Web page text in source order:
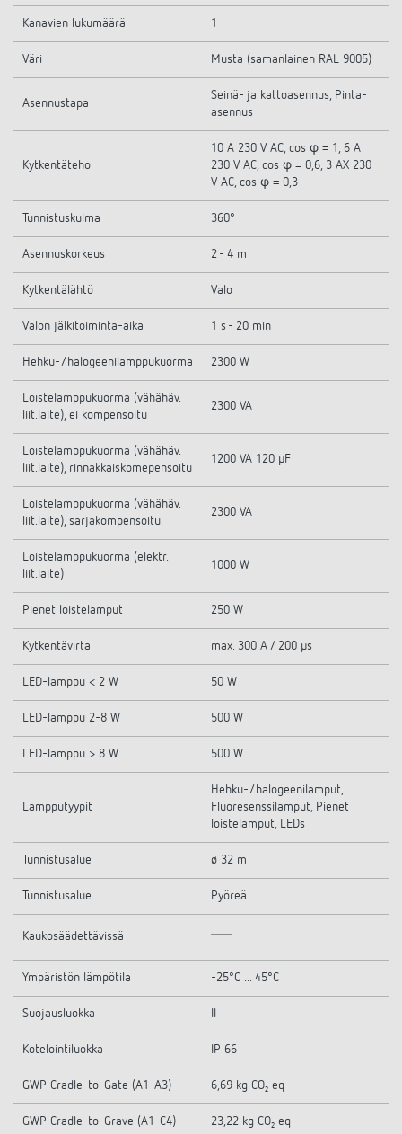
Kanavien lukumäärä 1
Väri Musta (samanlainen RAL 9005)
Asennustapa
Seinä- ja kattoasennus, Pinta-
asennus
Kytkentäteho
10 A 230 V AC, cos φ = 1, 6 A
230 V AC, cos φ = 0,6, 3 AX 230
V AC, cos φ = 0,3
Tunnistuskulma 360°
Asennuskorkeus 2 - 4 m
Kytkentälähtö Valo
Valon jälkitoiminta-aika 1 s - 20 min
Hehku-/halogeenilamppukuorma 2300 W
Loistelamppukuorma (vähähäv.
liit.laite), ei kompensoitu
2300 VA
Loistelamppukuorma (vähähäv.
liit.laite), rinnakkaiskomepensoitu
1200 VA 120 µF
Loistelamppukuorma (vähähäv.
liit.laite), sarjakompensoitu
2300 VA
Loistelamppukuorma (elektr.
liit.laite)
1000 W
Pienet loistelamput 250 W
Kytkentävirta max. 300 A / 200 µs
LED-lamppu < 2 W 50 W
LED-lamppu 2-8 W 500 W
LED-lamppu > 8 W 500 W
Lampputyypit
Hehku-/halogeenilamput,
Fluoresenssilamput, Pienet
loistelamput, LEDs
Tunnistusalue ø 32 m
Tunnistusalue Pyöreä
Kaukosäädettävissä
Ympäristön lämpötila -25°C ... 45°C
Suojausluokka
Kotelointiluokka IP 66
GWP Cradle-to-Gate (A1-A3) 6,69 kg CO₂ eq
GWP Cradle-to-Grave (A1-C4) 23,22 kg CO₂ eq